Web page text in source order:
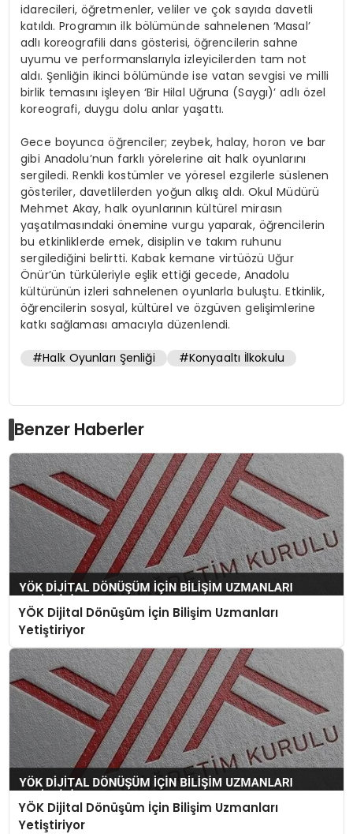
idarecileri, öğretmenler, veliler ve çok sayıda davetli
katıldı. Programın ilk bölümünde sahnelenen ‘Masal’
adlı koreografili dans gösterisi, öğrencilerin sahne
uyumu ve performanslarıyla izleyicilerden tam not
aldı. Şenliğin ikinci bölümünde ise vatan sevgisi ve milli
birlik temasını işleyen ‘Bir Hilal Uğruna (Saygı)’ adlı özel
koreografi, duygu dolu anlar yaşattı.
Gece boyunca öğrenciler; zeybek, halay, horon ve bar
gibi Anadolu’nun farklı yörelerine ait halk oyunlarını
sergiledi. Renkli kostümler ve yöresel ezgilerle süslenen
gösteriler, davetlilerden yoğun alkış aldı. Okul Müdürü
Mehmet Akay, halk oyunlarının kültürel mirasın
yaşatılmasındaki önemine vurgu yaparak, öğrencilerin
bu etkinliklerde emek, disiplin ve takım ruhunu
sergilediğini belirtti. Kabak kemane virtüözü Uğur
Önür’ün türküleriyle eşlik ettiği gecede, Anadolu
kültürünün izleri sahnelenen oyunlarla buluştu. Etkinlik,
öğrencilerin sosyal, kültürel ve özgüven gelişimlerine
katkı sağlaması amacıyla düzenlendi.
#Halk Oyunları Şenliği #Konyaaltı İlkokulu
Benzer Haberler
YÖK Dijital Dönüşüm İçin Bilişim Uzmanları
Yetiştiriyor
YÖK Dijital Dönüşüm İçin Bilişim Uzmanları
Yetiştiriyor